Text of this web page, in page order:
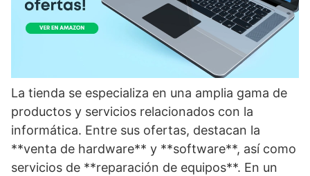
La tienda se especializa en una amplia gama de
productos y servicios relacionados con la
informática. Entre sus ofertas, destacan la
**venta de hardware** y **software**, así como
servicios de **reparación de equipos**. En un